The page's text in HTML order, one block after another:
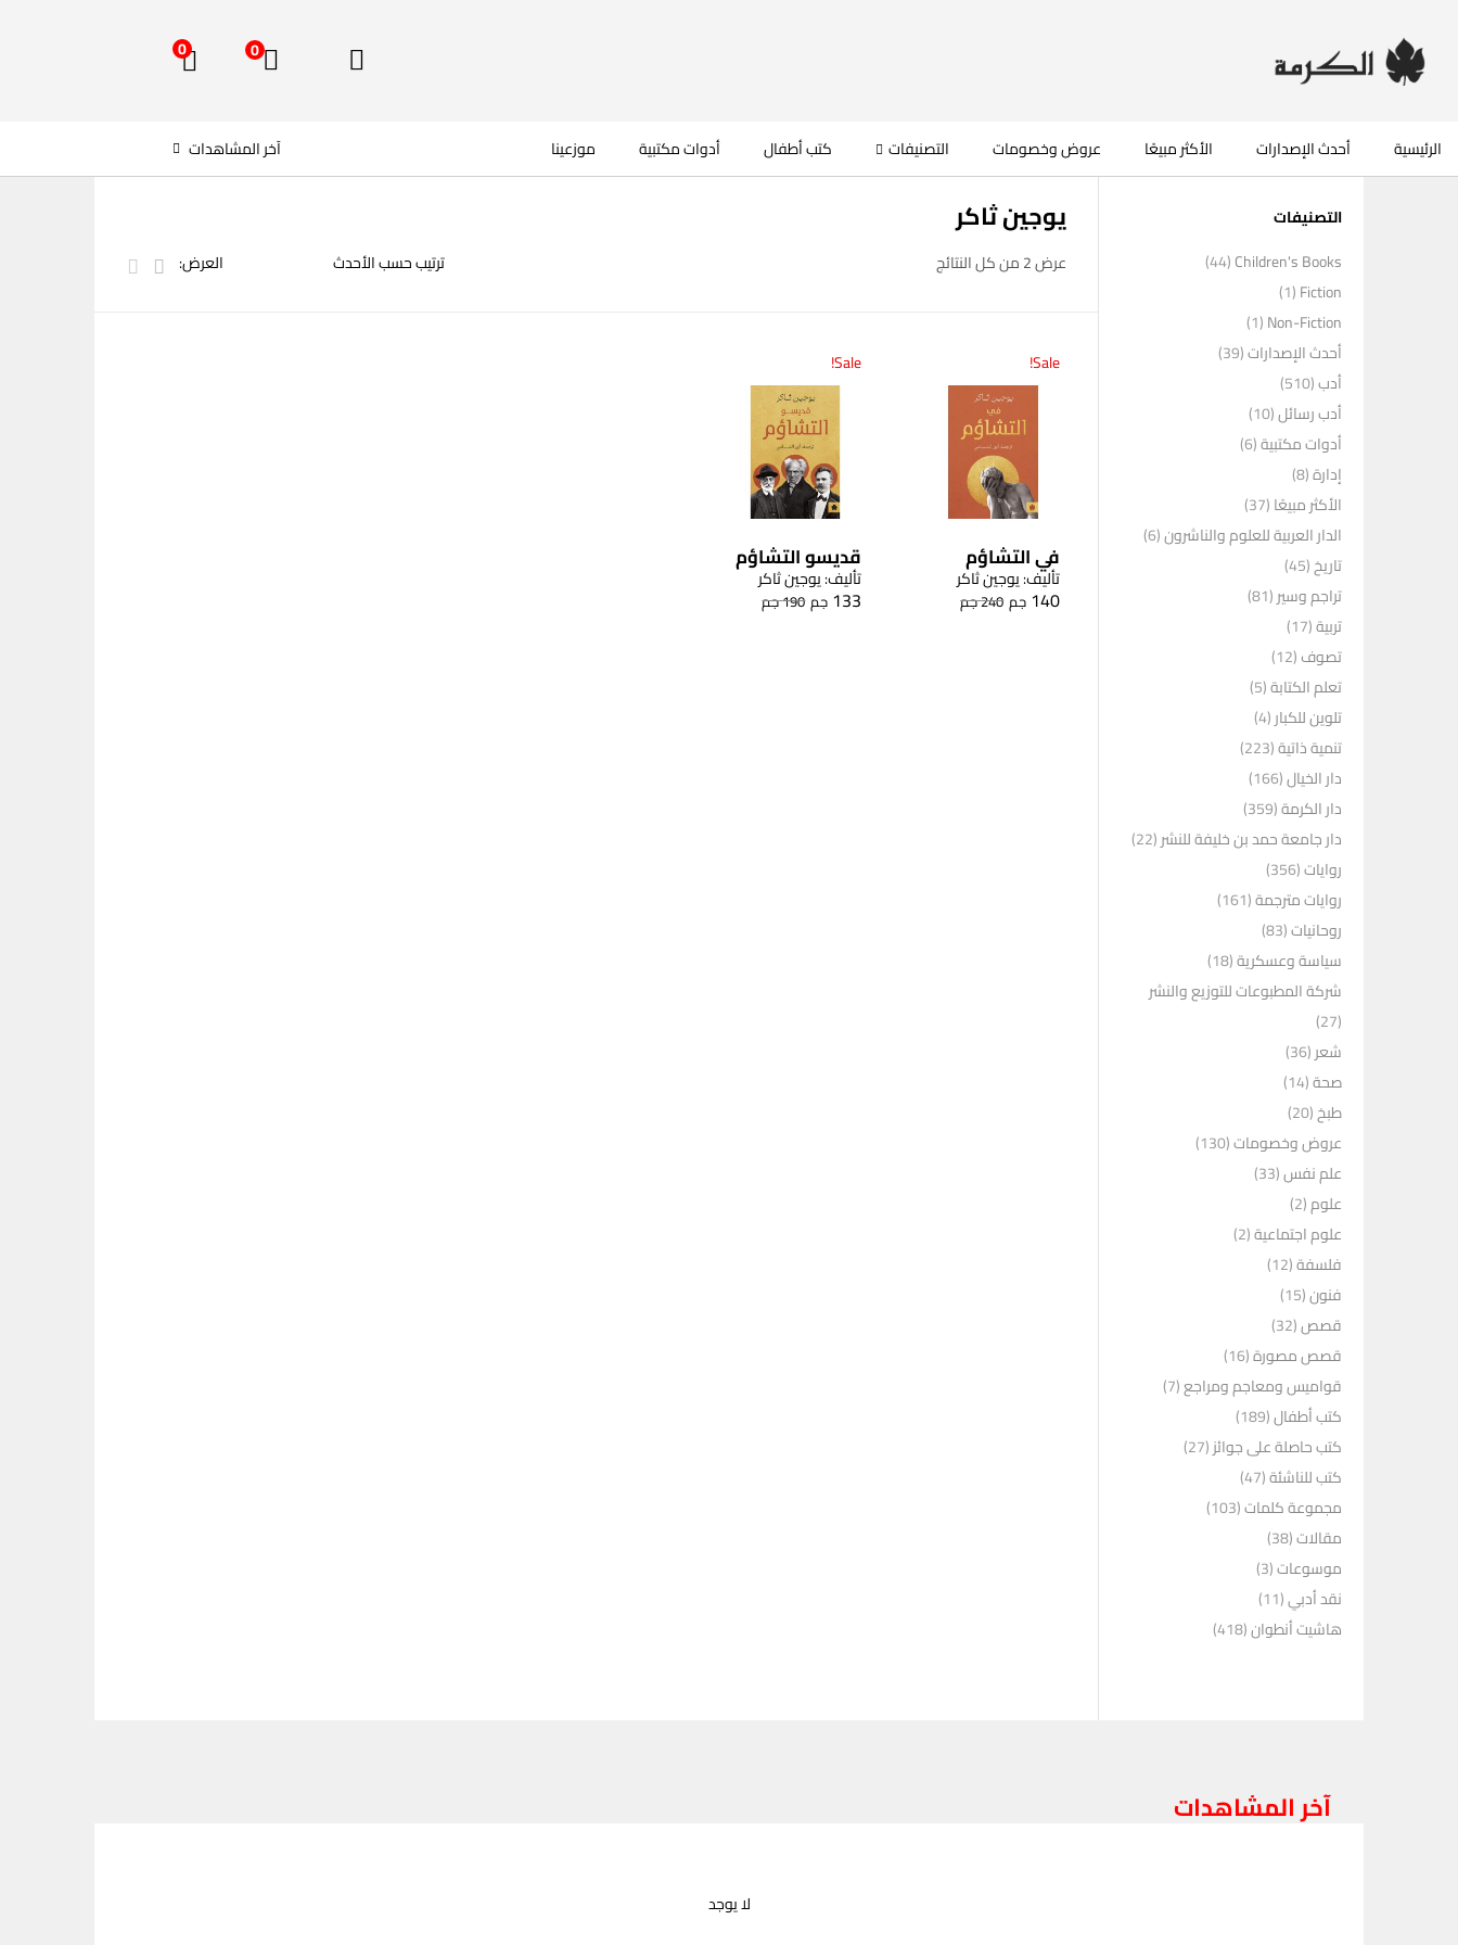
0
0
الرئيسية أحدث الإصدارات الأكثر مبيعًا عروض وخصومات التصنيفات كتب أطفال أدوات مكتبية موزعينا آخر المشاهدات
التصنيفات
Children's Books
(44)
Fiction
(1)
Non-Fiction
(1)
أحدث الإصدارات(39)
أدب(510)
أدب رسائل(10)
أدوات مكتبية(6)
إدارة(8)
الأكثر مبيعًا(37)
الدار العربية للعلوم والناشرون(6)
تاريخ(45)
تراجم وسير(81)
تربية(17)
تصوف(12)
تعلم الكتابة(5)
تلوين للكبار(4)
تنمية ذاتية(223)
دار الخيال(166)
دار الكرمة(359)
دار جامعة حمد بن خليفة للنشر(22)
روايات(356)
روايات مترجمة(161)
روحانيات(83)
سياسة وعسكرية(18)
شركة المطبوعات للتوزيع والنشر
(27)
شعر(36)
صحة(14)
طبخ(20)
عروض وخصومات(130)
علم نفس(33)
علوم(2)
علوم اجتماعية(2)
فلسفة(12)
فنون(15)
قصص(32)
قصص مصورة(16)
قواميس ومعاجم ومراجع(7)
كتب أطفال(189)
كتب حاصلة على جوائز(27)
كتب للناشئة(47)
مجموعة كلمات(103)
مقالات(38)
موسوعات(3)
نقد أدبي(11)
هاشيت أنطوان(418)
يوجين ثاكر
عرض ⁦2⁩ من كل النتائج العرض:
Sale!
في التشاؤم
تأليف: يوجين ثاكر
140 جم 240جم
Sale!
قديسو التشاؤم
تأليف: يوجين ثاكر
133 جم 190جم
آخر المشاهدات
لا يوجد